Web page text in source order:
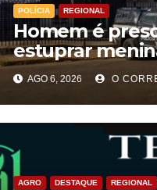
POLÍCIA REGIONAL
Homem é
estuprar
Aparecida do
AGO 6, 2026 O
AGRO DESTAQUE REGIONAL